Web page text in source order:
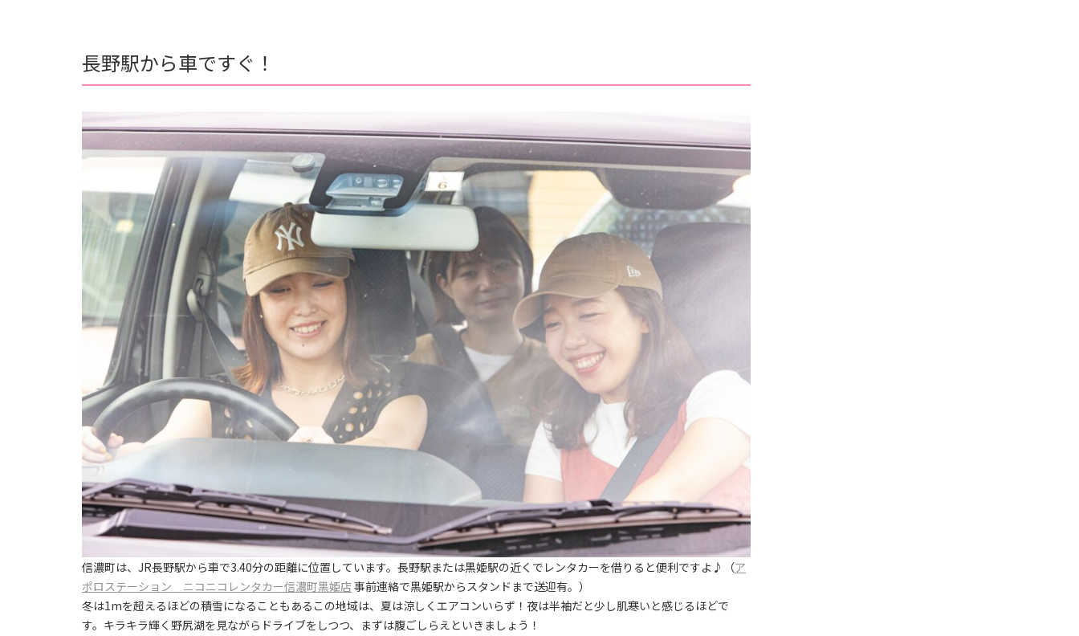
長野駅から車ですぐ！
信濃町は、JR長野駅から車で3.40分の距離に位置しています。長野駅または黒姫駅の近くでレンタカーを借りると便利ですよ♪（ア
ポロステーション ニコニコレンタカー信濃町黒姫店事前連絡で黒姫駅からスタンドまで送迎有。）
冬は1mを超えるほどの積雪になることもあるこの地域は、夏は涼しくエアコンいらず！夜は半袖だと少し肌寒いと感じるほどで
す。キラキラ輝く野尻湖を見ながらドライブをしつつ、まずは腹ごしらえといきましょう！